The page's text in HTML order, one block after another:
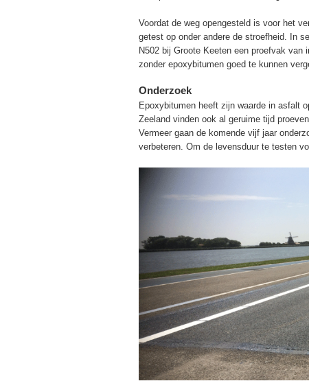
Voordat de weg opengesteld is voor het
getest op onder andere de stroefheid. In
N502 bij Groote Keeten een proefvak
zonder epoxybitumen goed te kunnen
Onderzoek
Epoxybitumen heeft zijn waarde in asfalt
Zeeland vinden ook al geruime tijd
Vermeer gaan de komende vijf jaar
verbeteren. Om de levensduur te testen